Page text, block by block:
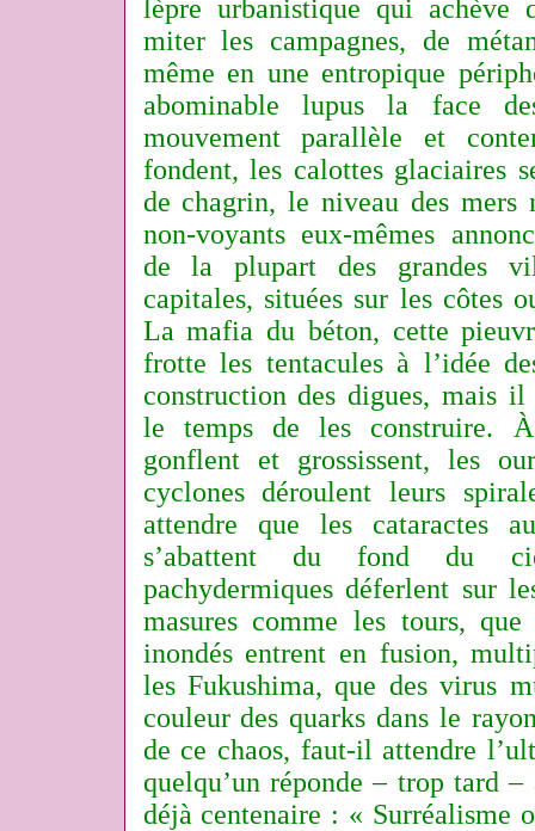
lèpre urbanistique qui achève
miter les campagnes, de
même en une entropique
abominable lupus la face
mouvement parallèle et
fondent, les calottes glaciaires
de chagrin, le niveau des mers
non-voyants eux-mêmes
de la plupart des grandes
capitales, situées sur les côtes
La mafia du béton, cette
frotte les tentacules à l’idée
construction des digues, mais il
le temps de les construire.
gonflent et grossissent, les
cyclones déroulent leurs
attendre que les cataractes
s’abattent du fond du
pachydermiques déferlent sur
masures comme les tours,
inondés entrent en fusion,
les Fukushima, que des virus
couleur des quarks dans le
de ce chaos, faut-il attendre
quelqu’un réponde – trop tard
déjà centenaire : « Surréalisme